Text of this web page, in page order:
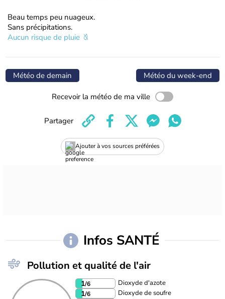
Beau temps peu nuageux.
Sans précipitations.
Aucun risque de pluie
Météo de demain Météo du week-end
Recevoir la météo de ma ville
Ajouter à vos sources préférées
Partager
Infos SANTÉ
Pollution et qualité de l'air
1/6 Dioxyde d'azote
1/6 Dioxyde de soufre